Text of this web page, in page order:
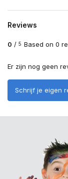
Reviews
0 / 5 Based on 0
Er zijn nog geen
Schrijf je eigen